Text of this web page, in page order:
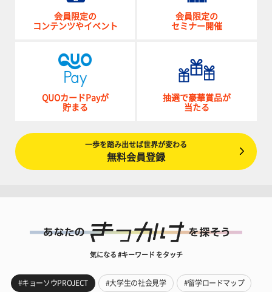
会員限定の
コンテンツやイベント
会員限定の
セミナー開催
QUOカードPayが
貯まる
抽選で豪華賞品が
当たる
一歩を踏み出せば世界が変わる
無料会員登録
気になる #キーワード をタッチ
#キョーソウPROJECT #大学生の社会見学 #留学ロードマップ